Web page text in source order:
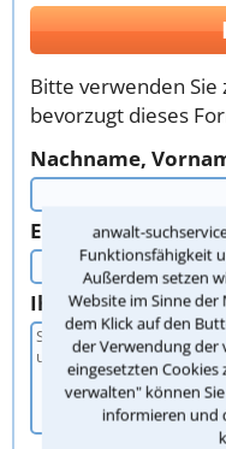
anwalt-
Funktionsfähigkeit
Außerdem setzen
Website im Sinne der
dem Klick auf den
der Verwendung der
eingesetzten
verwalten" können
informieren und
Bitte verwenden
bevorzugt dieses
Nachname,
E-Mail oder Telefon
Ihr Anliegen